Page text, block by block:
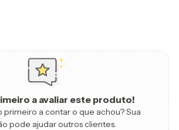
a avaliar este produto!
primeiro a contar o que achou? Sua
pode ajudar outros clientes.